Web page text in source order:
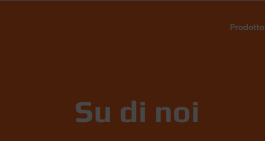
Prodotto
Su di noi